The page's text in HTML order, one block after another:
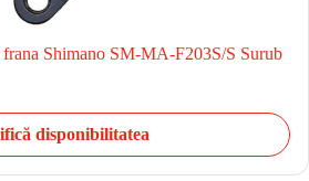
Shimano SM-MA-F203S/S Surub
disponibilitatea